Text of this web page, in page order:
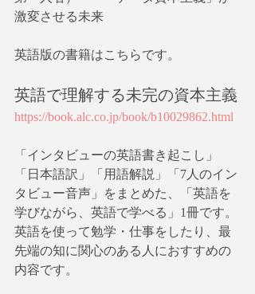
激変させる未来
英語版の書籍はこちらです。
英語で理解する未完の資本主義
https://book.alc.co.jp/book/b10029862.html
「インタビューの英語書き起こし」
「日本語訳」「用語解説」「7人のイン
タビュー音声」をまとめた、「英語を
学びながら、英語で学べる」1冊です。
英語を使って勉学・仕事をしたり、最
先端の知に関心のある人におすすめの
内容です。